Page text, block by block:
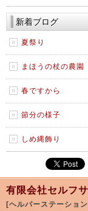
新着ブログ
夏祭り
まほうの杖の農園
春ですから
節分の様子
しめ縄飾り
有限会社セルフ
[ヘルパーステーショ